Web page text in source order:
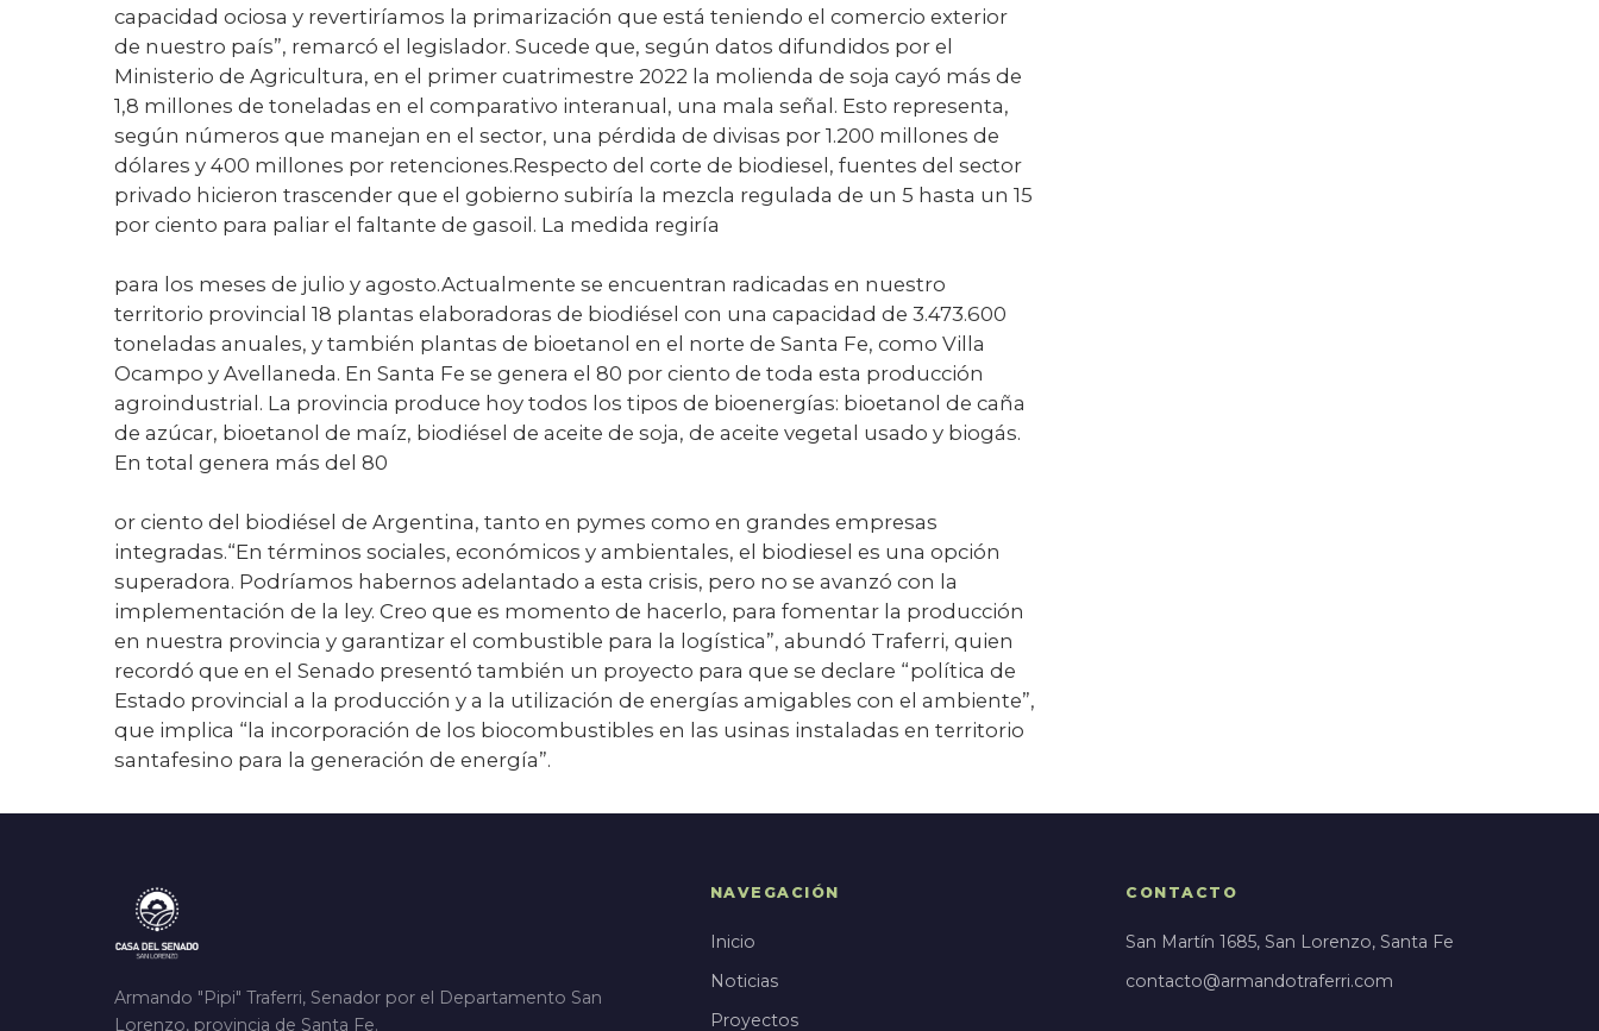
capacidad ociosa y revertiríamos la primarización que está teniendo el comercio exterior
de nuestro país”, remarcó el legislador. Sucede que, según datos difundidos por el
Ministerio de Agricultura, en el primer cuatrimestre 2022 la molienda de soja cayó más de
1,8 millones de toneladas en el comparativo interanual, una mala señal. Esto representa,
según números que manejan en el sector, una pérdida de divisas por 1.200 millones de
dólares y 400 millones por retenciones.Respecto del corte de biodiesel, fuentes del sector
privado hicieron trascender que el gobierno subiría la mezcla regulada de un 5 hasta un 15
por ciento para paliar el faltante de gasoil. La medida regiría
para los meses de julio y agosto.Actualmente se encuentran radicadas en nuestro
territorio provincial 18 plantas elaboradoras de biodiésel con una capacidad de 3.473.600
toneladas anuales, y también plantas de bioetanol en el norte de Santa Fe, como Villa
Ocampo y Avellaneda. En Santa Fe se genera el 80 por ciento de toda esta producción
agroindustrial. La provincia produce hoy todos los tipos de bioenergías: bioetanol de caña
de azúcar, bioetanol de maíz, biodiésel de aceite de soja, de aceite vegetal usado y biogás.
En total genera más del 80
or ciento del biodiésel de Argentina, tanto en pymes como en grandes empresas
integradas.“En términos sociales, económicos y ambientales, el biodiesel es una opción
superadora. Podríamos habernos adelantado a esta crisis, pero no se avanzó con la
implementación de la ley. Creo que es momento de hacerlo, para fomentar la producción
en nuestra provincia y garantizar el combustible para la logística”, abundó Traferri, quien
recordó que en el Senado presentó también un proyecto para que se declare “política de
Estado provincial a la producción y a la utilización de energías amigables con el ambiente”,
que implica “la incorporación de los biocombustibles en las usinas instaladas en territorio
santafesino para la generación de energía”.
Armando "Pipi" Traferri, Senador por el Departamento San
Lorenzo, provincia de Santa Fe.
NAVEGACIÓN
Inicio
Noticias
Proyectos
CONTACTO
San Martín 1685, San Lorenzo, Santa Fe
contacto@armandotraferri.com